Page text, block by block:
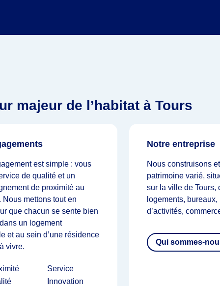
majeur de l’habitat à Tours
est simple : vous
de qualité et un
de proximité au
Nous mettons tout en
que chacun se sente bien
un logement
et au sein d’une résidence
vivre.
Service
Innovation
Notre entreprise
Nous construisons
patrimoine varié,
sur la ville de Tours,
logements,
d’activités,
Qui sommes-